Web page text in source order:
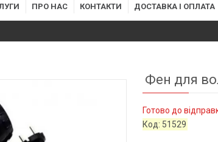
ПРО НАС КОНТАКТИ ДОСТАВКА І ОПЛАТА
Фен для
Готово до
Код: 51529